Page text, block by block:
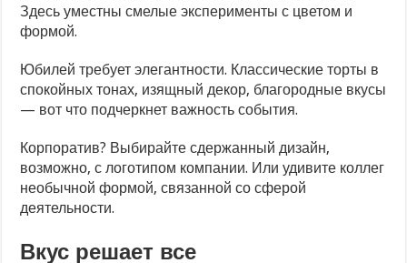
Здесь уместны смелые эксперименты с цветом и
формой.
Юбилей требует элегантности. Классические торты в
спокойных тонах, изящный декор, благородные вкусы
— вот что подчеркнет важность события.
Корпоратив? Выбирайте сдержанный дизайн,
возможно, с логотипом компании. Или удивите коллег
необычной формой, связанной со сферой
деятельности.
Вкус решает все